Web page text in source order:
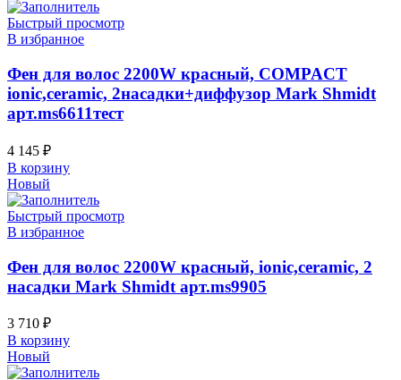
Быстрый просмотр
В избранное
Фен для волос 2200W красный, COMPACT
ionic,ceramic, 2насадки+диффузор Mark Shmidt
арт.ms6611тест
4 145 ₽
В корзину
Новый
Быстрый просмотр
В избранное
Фен для волос 2200W красный, ionic,ceramic, 2
насадки Mark Shmidt арт.ms9905
3 710 ₽
В корзину
Новый